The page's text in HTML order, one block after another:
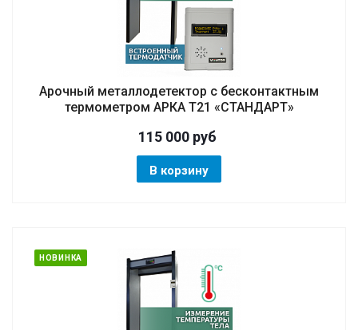
Арочный металлодетектор с бесконтактным
термометром АРКА Т21 «СТАНДАРТ»
115 000руб
В корзину
НОВИНКА